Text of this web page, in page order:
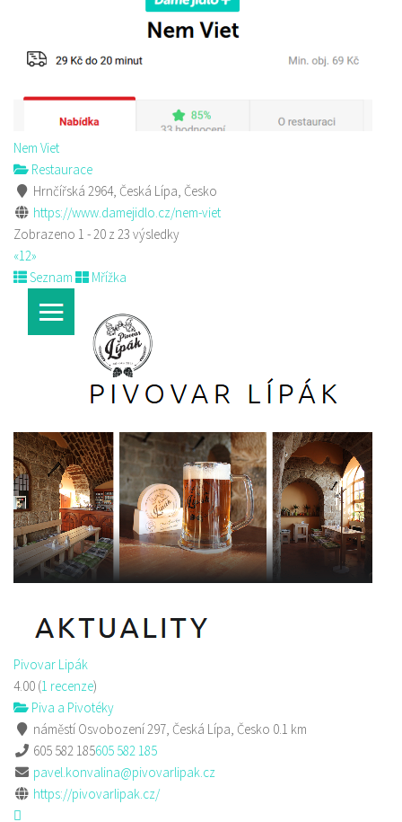
Nem Viet
Restaurace
Hrnčířská 2964, Česká Lípa, Česko
https://www.damejidlo.cz/nem-viet
Zobrazeno 1 - 20 z 23 výsledky
«12»
Seznam
Mřížka
Pivovar Lipák
4.00 (1 recenze)
Piva a Pivotéky
náměstí Osvobození 297, Česká Lípa, Česko 0.1 km
605 582 185605 582 185
pavel.konvalina@pivovarlipak.cz
https://pivovarlipak.cz/